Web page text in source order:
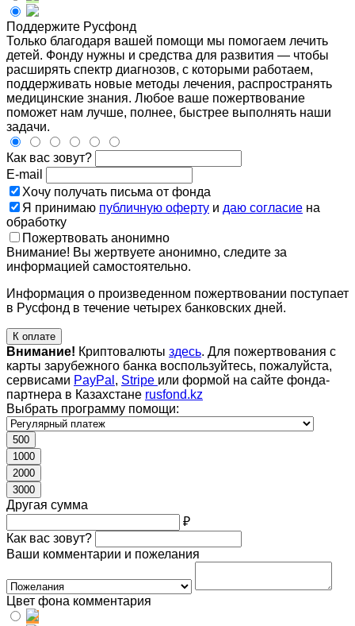
Поддержите Русфонд
Только благодаря вашей помощи мы помогаем лечить
детей. Фонду нужны и средства для развития — чтобы
расширять спектр диагнозов, с которыми работаем,
поддерживать новые методы лечения, распространять
медицинские знания. Любое ваше пожертвование
поможет нам лучше, полнее, быстрее выполнять наши
задачи.
Как вас зовут?
E-mail
Хочу получать письма от фонда
Я принимаю публичную оферту и даю согласие на
обработку
Пожертвовать анонимно
Внимание! Вы жертвуете анонимно, следите за
информацией самостоятельно.
Информация о произведенном пожертвовании поступает
в Русфонд в течение четырех банковских дней.
К оплате
Внимание! Криптовалюты здесь. Для пожертвования с
карты зарубежного банка воспользуйтесь, пожалуйста,
сервисами PayPal , Stripe или формой на сайте фонда-
партнера в Казахстане rusfond.kz
Выбрать программу помощи:
500
1000
2000
3000
Другая сумма
₽
Как вас зовут?
Ваши комментарии и пожелания
Цвет фона комментария